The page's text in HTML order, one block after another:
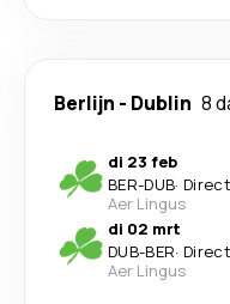
Berlijn - Dublin 8
di 23 feb
BER-DUB· Direct
Aer Lingus
di 02 mrt
DUB-BER· Direct
Aer Lingus